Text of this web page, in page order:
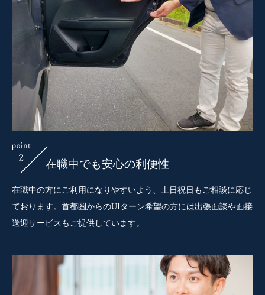
在職中でも安心の利便性
在職中の方にご利用になりやすいよう、土日祝日もご相談に応じ
ております。首都圏からのUIターン希望の方には出張面談や面接
送迎サービスもご提供しています。